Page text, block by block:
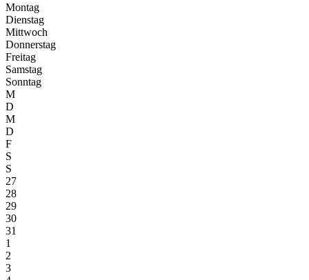
Montag
Dienstag
Mittwoch
Donnerstag
Freitag
Samstag
Sonntag
M
D
M
D
F
S
S
27
28
29
30
31
1
2
3